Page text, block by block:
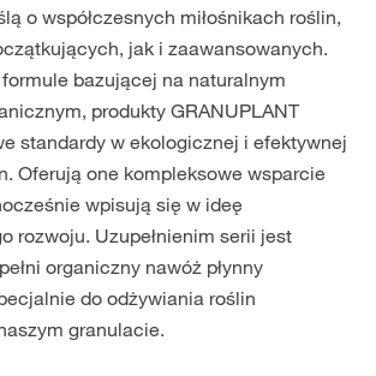
o współczesnych miłośnikach roślin,
jak i zaawansowanych.
bazującej na naturalnym
produkty GRANUPLANT
standardy w ekologicznej i efektywnej
Oferują one kompleksowe wsparcie
wpisują się w ideę
rozwoju. Uzupełnienim serii jest
organiczny nawóż płynny
do odżywiania roślin
granulacie.